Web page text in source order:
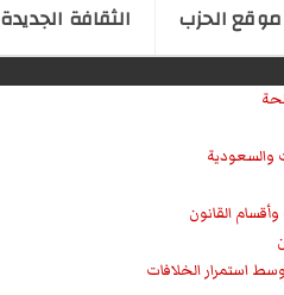
موقع الحزب الثقافة الجدیدة
والسعودية
القانون
استمرار الخلافات